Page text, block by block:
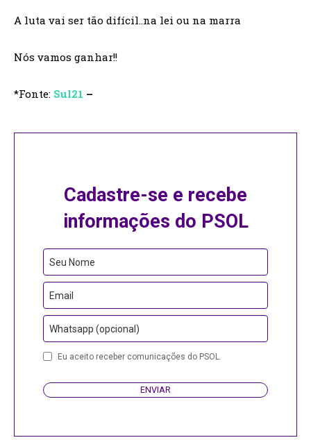
A luta vai ser tão difícil..na lei ou na marra
Nós vamos ganhar!!
*Fonte: Sul21 –
Cadastre-se e recebe
informações do PSOL
Seu Nome
Email
Whatsapp (opcional)
ContactEu aceito receber comunicações do PSOL.
ENVIAR